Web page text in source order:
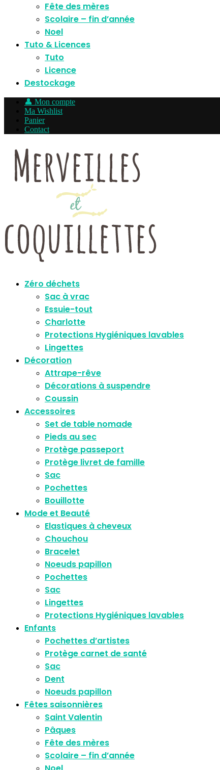
Fête des mères
Scolaire – fin d’année
Noel
Tuto & Licences
Tuto
Licence
Destockage
👤 Mon compte
Ma Wishlist
Panier
Contact
Zéro déchets
Sac à vrac
Essuie-tout
Charlotte
Protections Hygiéniques lavables
Lingettes
Décoration
Attrape-rêve
Décorations à suspendre
Coussin
Accessoires
Set de table nomade
Pieds au sec
Protège passeport
Protège livret de famille
Sac
Pochettes
Bouillotte
Mode et Beauté
Elastiques à cheveux
Chouchou
Bracelet
Noeuds papillon
Pochettes
Sac
Lingettes
Protections Hygiéniques lavables
Enfants
Pochettes d’artistes
Protège carnet de santé
Sac
Dent
Noeuds papillon
Fêtes saisonnières
Saint Valentin
Pâques
Fête des mères
Scolaire – fin d’année